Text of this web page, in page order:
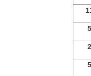
5
2
5